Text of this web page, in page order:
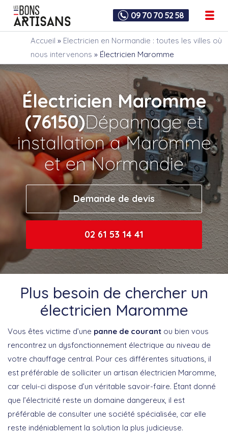
09 70 70 52 58
Accueil » Electricien en Normandie : toutes les villes où
nous intervenons » Électricien Maromme
Électricien Maromme
(76150)Dépannage et
installation a Maromme
et en Normandie
Demande de devis
02 61 53 14 41
Plus besoin de chercher un
électricien Maromme
Vous êtes victime d’une panne de courant ou bien vous
rencontrez un dysfonctionnement électrique au niveau de
votre chauffage central. Pour ces différentes situations, il
est préférable de solliciter un artisan électricien Maromme,
car celui-ci dispose d’un véritable savoir-faire. Étant donné
que l’électricité reste un domaine dangereux, il est
préférable de consulter une société spécialisée, car elle
reste indéniablement la solution la plus judicieuse.